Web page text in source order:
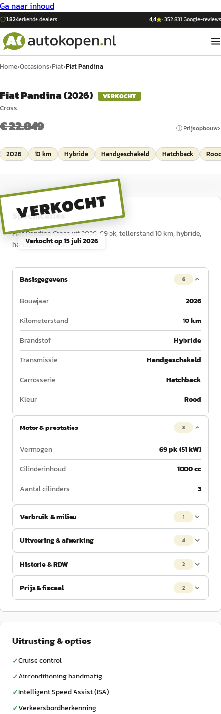
Ga naar inhoud
1.824erkende dealers 4,4 ·352.831 Google-reviews
Home›Occasions›Fiat›Fiat Pandina
Fiat Pandina(2026) VERKOCHT
Cross
€ 22.849 ⓘ Prijsopbouw
2026 10 km Hybride Handgeschakeld Hatchback
VERKOCHT
Verkocht op15 juli 2026
Specificaties
Fiat Pandina Cross uit 2026, 69 pk, tellerstand 10 km, hybride,
handgeschakeld.
Basisgegevens 6
Bouwjaar
2026
Kilometerstand
10 km
Brandstof
Hybride
Transmissie
Handgeschakeld
Carrosserie
Hatchback
Kleur
Rood
Motor & prestaties 3
Vermogen
69 pk (51 kW)
Cilinderinhoud
1000 cc
Aantal cilinders
3
Verbruik & milieu 1
Uitvoering & afwerking 4
Historie & RDW 2
Prijs & fiscaal 2
Uitrusting & opties
✓Cruise control
✓Airconditioning handmatig
✓Intelligent Speed Assist (ISA)
✓Verkeersbordherkenning